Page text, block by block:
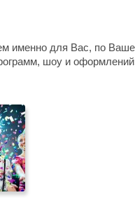
именно для Вас, по
шоу и